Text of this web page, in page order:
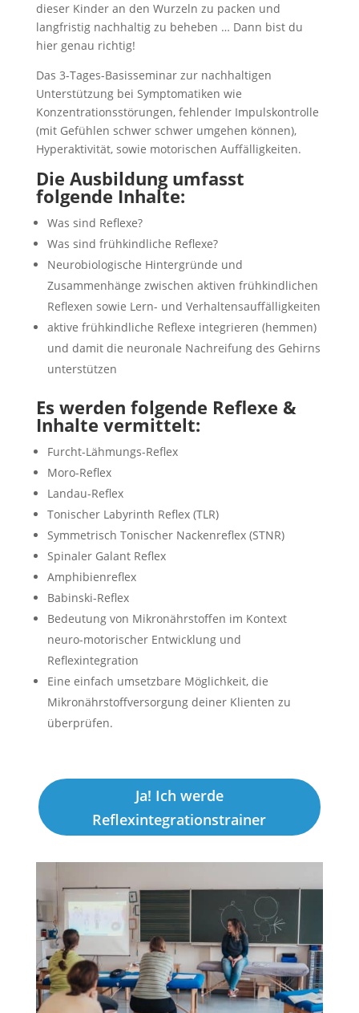
dieser Kinder an den Wurzeln zu packen und
langfristig nachhaltig zu beheben … Dann bist du
hier genau richtig!
Das 3-Tages-Basis­seminar zur nachhaltigen
Unterstützung bei Symptomatiken wie
Konzentrations­störungen, fehlender Impulskontrolle
(mit Gefühlen schwer schwer umgehen können),
Hyperaktivität, sowie motorischen Auffälligkeiten.
Die Ausbildung umfasst
folgende Inhalte:
Was sind Reflexe?
Was sind frühkindliche Reflexe?
Neurobiologische Hintergründe und
Zusammenhänge zwischen aktiven frühkindlichen
Reflexen sowie Lern- und Verhaltensauffälligkeiten
aktive frühkindliche Reflexe integrieren (hemmen)
und damit die neuronale Nachreifung des Gehirns
unterstützen
Es werden folgende Reflexe &
Inhalte vermittelt:
Furcht-Lähmungs-Reflex
Moro-Reflex
Landau-Reflex
Tonischer Labyrinth Reflex (TLR)
Symmetrisch Tonischer Nackenreflex (STNR)
Spinaler Galant Reflex
Amphibienreflex
Babinski-Reflex
Bedeutung von Mikronährstoffen im Kontext
neuro-motorischer Entwicklung und
Reflexintegration
Eine einfach umsetzbare Möglichkeit, die
Mikronährstoffversorgung deiner Klienten zu
überprüfen.
Ja! Ich werde
Reflexintegrationstrainer